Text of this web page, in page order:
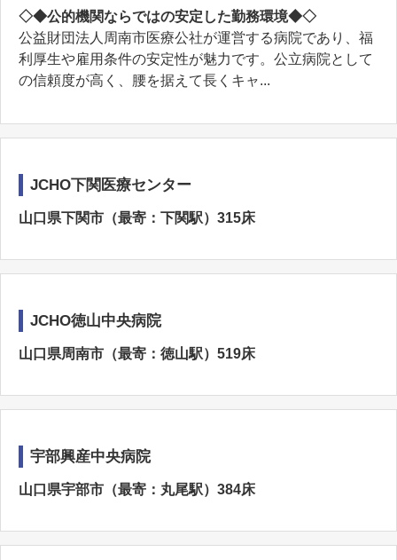
◇◆公的機関ならではの安定した勤務環境◆◇
公益財団法人周南市医療公社が運営する病院であり、福
利厚生や雇用条件の安定性が魅力です。公立病院として
の信頼度が高く、腰を据えて長くキャ...
JCHO下関医療センター
山口県下関市（最寄：下関駅）315床
JCHO徳山中央病院
山口県周南市（最寄：徳山駅）519床
宇部興産中央病院
山口県宇部市（最寄：丸尾駅）384床